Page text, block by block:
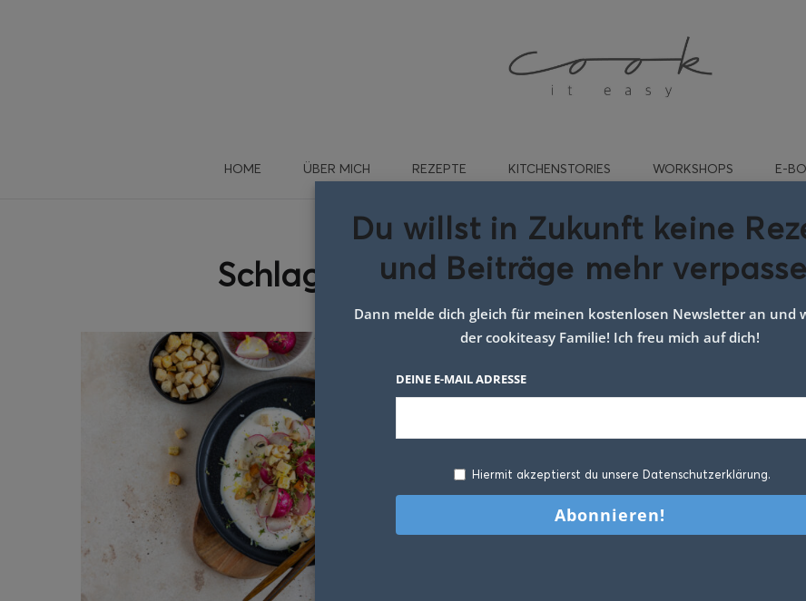
HOME ÜBER MICH REZEPTE KITCHENSTORIES WORKSHOPS E-
Schlagwort:ofengericht gemüse
Du willst in Zukunft keine
und Beiträge mehr
Dann melde dich gleich für meinen kostenlosen Newsletter an und
der cookiteasy Familie! Ich freu mich auf dich!
DEINE E-MAIL ADRESSE
Hiermit akzeptierst du unsere Datenschutzerklärung.